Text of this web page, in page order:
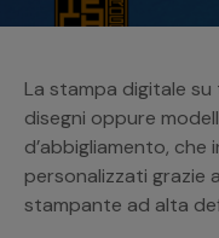
La stampa digitale
disegni oppure
d’abbigliamento,
personalizzati grazie
stampante ad alta